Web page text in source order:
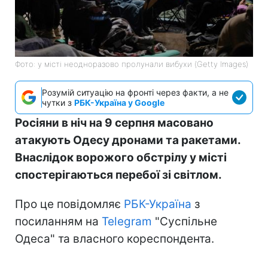
Фото: у місті неодноразово пролунали вибухи (Getty Images)
Розумій ситуацію на фронті через факти, а не
чутки з РБК-Україна у Google
Росіяни в ніч на 9 серпня масовано
атакують Одесу дронами та ракетами.
Внаслідок ворожого обстрілу у місті
спостерігаються перебої зі світлом.
Про це повідомляє РБК-Україна з
посиланням на Telegram "Суспільне
Одеса" та власного кореспондента.